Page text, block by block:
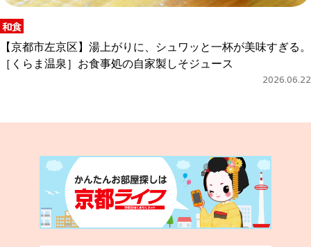
和食
【京都市左京区】湯上がりに、シュワッと一杯が美味すぎる。
［くらま温泉］お食事処の自家製しそジュース
2026.06.22